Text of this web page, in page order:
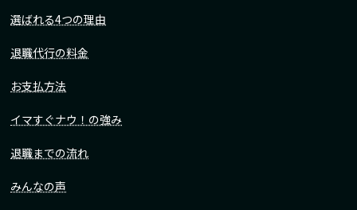
選ばれる4つの理由
退職代行の料金
お支払方法
イマすぐナウ！の強み
退職までの流れ
みんなの声